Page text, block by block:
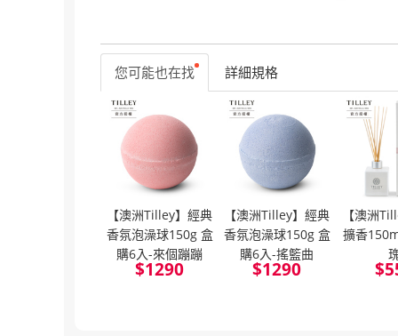
您可能也在找 詳細規格
【澳洲Tilley】經典
香氛泡澡球150g 盒
購6入-來個蹦蹦
$1290
【澳洲Tilley】經典
香氛泡澡球150g 盒
購6入-搖籃曲
$1290
【澳洲
擴香
$